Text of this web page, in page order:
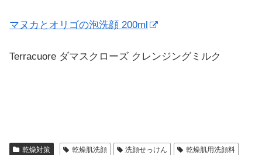
マヌカとオリゴの泡洗顔 200ml
Terracuore ダマスクローズ クレンジングミルク
乾燥対策 乾燥肌洗顔 洗顔せっけん 乾燥肌用洗顔料